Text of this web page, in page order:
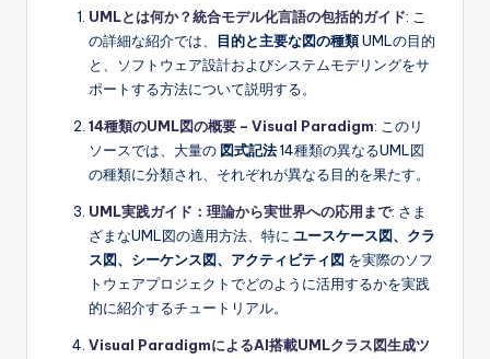
UMLとは何か？統合モデル化言語の包括的ガイド: こ
の詳細な紹介では、
目的と主要な図の種類UMLの目的
と、ソフトウェア設計およびシステムモデリングをサ
ポートする方法について説明する。
14種類のUML図の概要 – Visual Paradigm: このリ
ソースでは、大量の 図式記法14種類の異なるUML図
の種類に分類され、それぞれが異なる目的を果たす。
UML実践ガイド：理論から実世界への応用まで: さま
ざまなUML図の適用方法、特に ユースケース図、クラ
ス図、シーケンス図、アクティビティ図 を実際のソフ
トウェアプロジェクトでどのように活用するかを実践
的に紹介するチュートリアル。
Visual ParadigmによるAI搭載UMLクラス図生成ツ